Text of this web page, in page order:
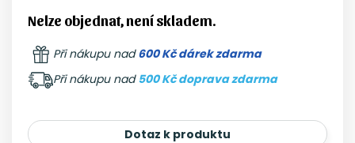
Nelze objednat, není skladem.
Při nákupu nad600 Kč dárek zdarma
Při nákupu nad 500 Kč doprava zdarma
Dotaz k produktu